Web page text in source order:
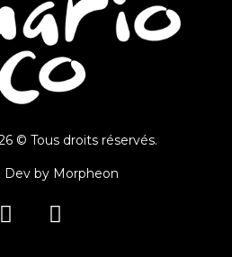
© Tous droits réservés.
Dev by Morpheon